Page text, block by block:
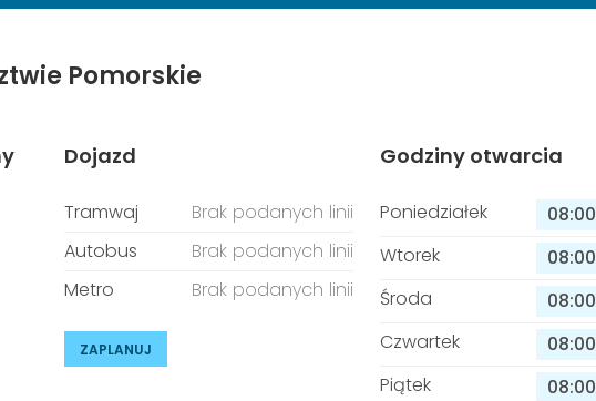
Pomorskie
Dojazd
Tramwaj
Brak podanych linii
Autobus
Brak podanych linii
Metro
Brak podanych linii
ZAPLANUJ
Godziny otwarcia
Poniedziałek 08:00
Wtorek
08:00
Środa
08:00
Czwartek
08:00
Piątek
08:00